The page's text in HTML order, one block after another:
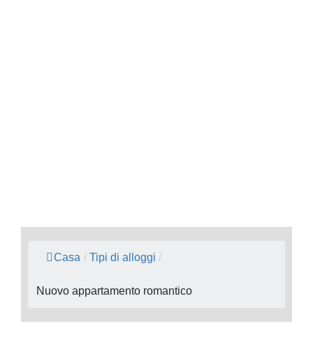
Casa / Tipi di alloggi /
Nuovo appartamento romantico